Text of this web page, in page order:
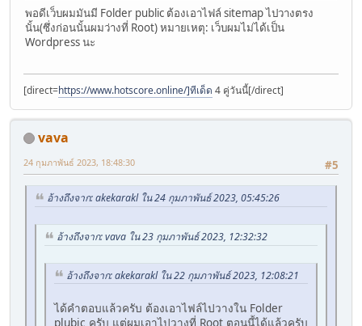
พอดีเว็บผมมันมี Folder public ต้องเอาไฟล์ sitemap ไปวางตรง
นั้น(ซึ่งก่อนนั้นผมว่างที่ Root) หมายเหตุ: เว็บผมไม่ได้เป็น
Wordpress นะ
[direct=https://www.hotscore.online/]ทีเด็ด 4 คู่วันนี้[/direct]
vava
#5
24 กุมภาพันธ์ 2023, 18:48:30
อ้างถึงจาก: akekarakl ใน 24 กุมภาพันธ์ 2023, 05:45:26
อ้างถึงจาก: vava ใน 23 กุมภาพันธ์ 2023, 12:32:32
อ้างถึงจาก: akekarakl ใน 22 กุมภาพันธ์ 2023, 12:08:21
ได้คำตอบแล้วครับ ต้องเอาไฟล์ไปวางใน Folder
plubic ครับ แต่ผมเอาไปวางที่ Root ตอนนี้ได้แล้วครับ